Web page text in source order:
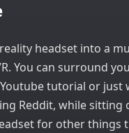
headset into a
You can surround
tutorial or
Reddit, while sitting
for other